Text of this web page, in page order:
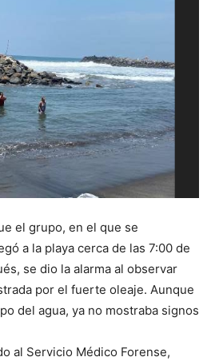
el grupo, en el que se
a la playa cerca de las 7:00 de
se dio la alarma al observar
por el fuerte oleaje. Aunque
del agua, ya no mostraba signos
al Servicio Médico Forense,